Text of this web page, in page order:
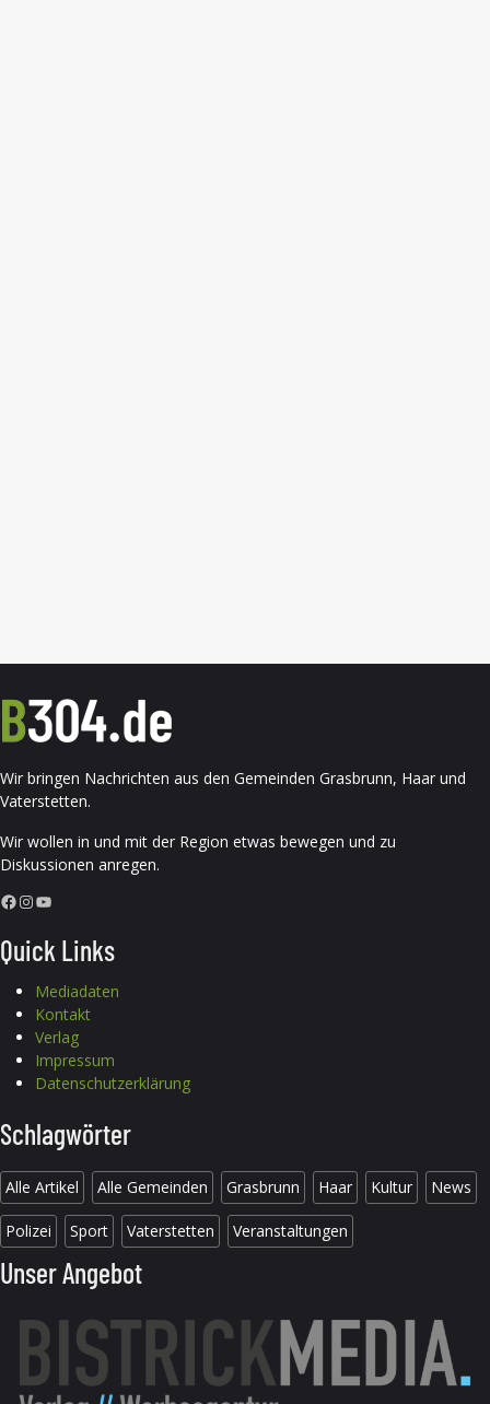
Wir bringen Nachrichten aus den Gemeinden Grasbrunn, Haar und
Vaterstetten.
Wir wollen in und mit der Region etwas bewegen und zu
Diskussionen anregen.
Facebook InstagramYouTube
Quick Links
Mediadaten
Kontakt
Verlag
Impressum
Datenschutzerklärung
Schlagwörter
Alle Artikel Alle Gemeinden Grasbrunn Haar Kultur News
Polizei Sport Vaterstetten Veranstaltungen
Unser Angebot